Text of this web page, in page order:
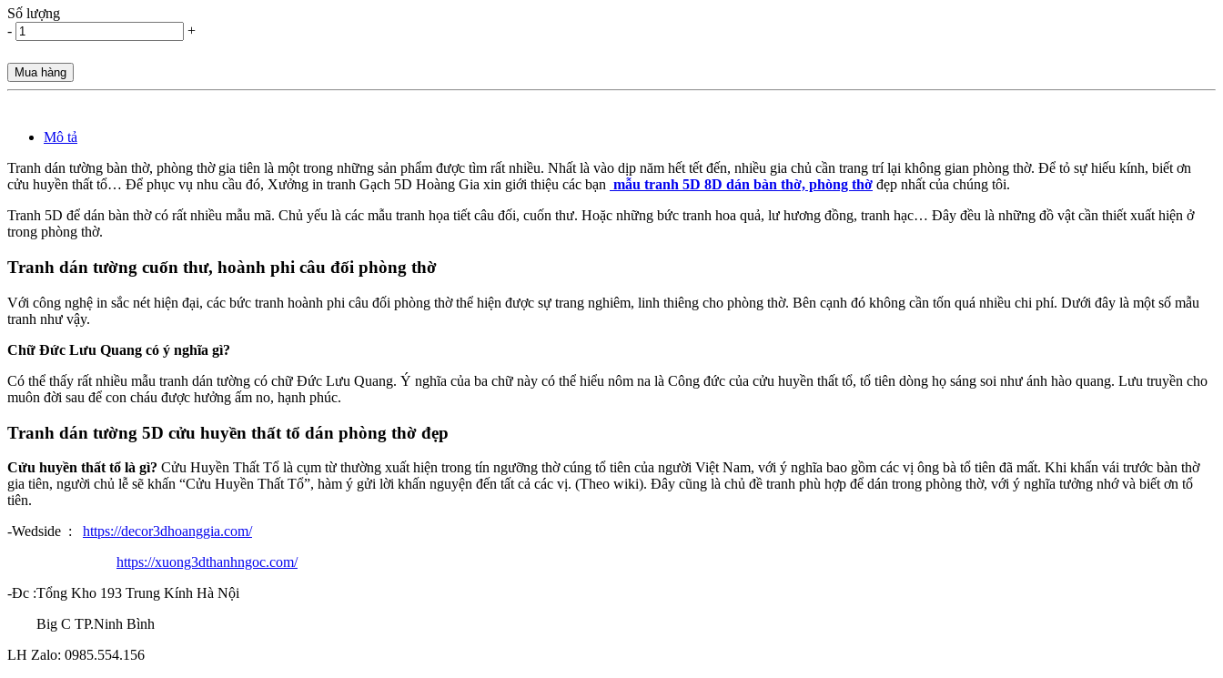
Số lượng
-
+
Mua hàng
Mô tả
Tranh dán tường bàn thờ, phòng thờ gia tiên là một trong những sản phẩm được tìm rất nhiều. Nhất là vào dịp năm hết tết đến, nhiều gia chủ cần trang trí lại không gian phòng thờ. Để tỏ sự hiếu kính, biết ơn
cửu huyền thất tổ… Để phục vụ nhu cầu đó, Xưởng in tranh Gạch 5D Hoàng Gia xin giới thiệu các bạn mẫu tranh 5D 8D dán bàn thờ, phòng thờ đẹp nhất của chúng tôi.
Tranh 5D để dán bàn thờ có rất nhiều mẫu mã. Chủ yếu là các mẫu tranh họa tiết câu đối, cuốn thư. Hoặc những bức tranh hoa quả, lư hương đồng, tranh hạc… Đây đều là những đồ vật cần thiết xuất hiện ở
trong phòng thờ.
Tranh dán tường cuốn thư, hoành phi câu đối phòng thờ
Với công nghệ in sắc nét hiện đại, các bức tranh hoành phi câu đối phòng thờ thể hiện được sự trang nghiêm, linh thiêng cho phòng thờ. Bên cạnh đó không cần tốn quá nhiều chi phí. Dưới đây là một số mẫu
tranh như vậy.
Chữ Đức Lưu Quang có ý nghĩa gì?
Có thể thấy rất nhiều mẫu tranh dán tường có chữ Đức Lưu Quang. Ý nghĩa của ba chữ này có thể hiểu nôm na là Công đức của cửu huyền thất tổ, tổ tiên dòng họ sáng soi như ánh hào quang. Lưu truyền cho
muôn đời sau để con cháu được hưởng ấm no, hạnh phúc.
Tranh dán tường 5D cửu huyền thất tổ dán phòng thờ đẹp
Cửu huyền thất tổ là gì? Cửu Huyền Thất Tổ là cụm từ thường xuất hiện trong tín ngưỡng thờ cúng tổ tiên của người Việt Nam, với ý nghĩa bao gồm các vị ông bà tổ tiên đã mất. Khi khấn vái trước bàn thờ
gia tiên, người chủ lễ sẽ khấn “Cửu Huyền Thất Tổ”, hàm ý gửi lời khấn nguyện đến tất cả các vị. (Theo wiki). Đây cũng là chủ đề tranh phù hợp để dán trong phòng thờ, với ý nghĩa tưởng nhớ và biết ơn tổ
tiên.
-Wedside : https://decor3dhoanggia.com/
https://xuong3dthanhngoc.com/
-Đc :Tổng Kho 193 Trung Kính Hà Nội
Big C TP.Ninh Bình
LH Zalo: 0985.554.156